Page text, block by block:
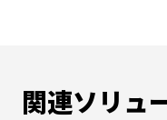
関連ソリュ